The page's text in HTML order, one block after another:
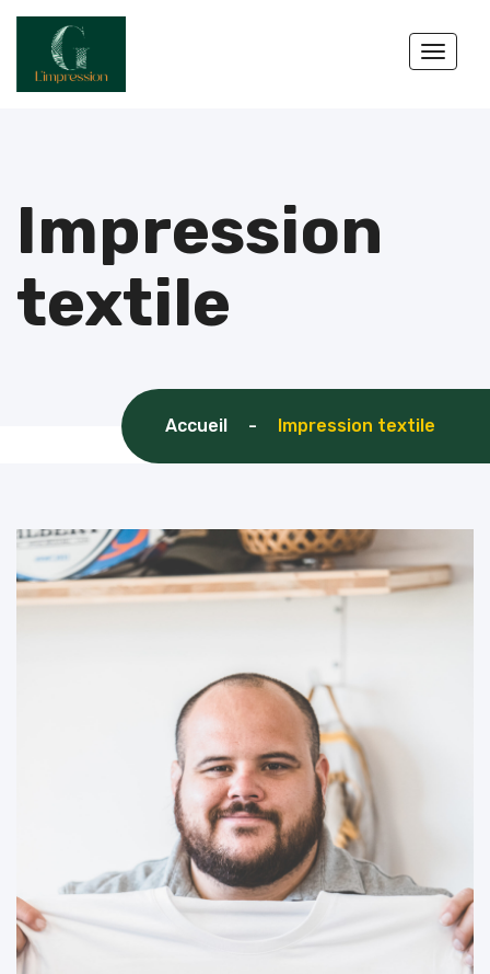
Impression
textile
Accueil - Impression textile